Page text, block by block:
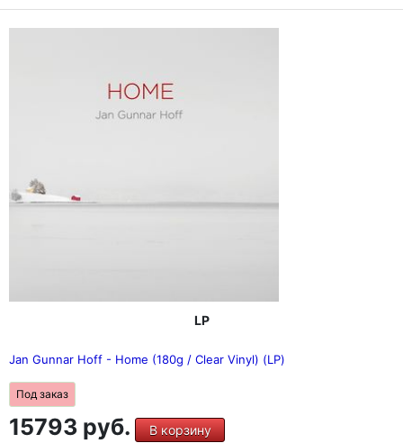
LP
Jan Gunnar Hoff - Home (180g / Clear Vinyl) (LP)
Под заказ
15793 руб. В корзину